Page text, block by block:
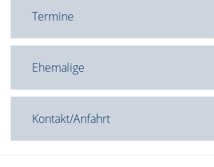
Termine
Ehemalige
Kontakt/Anfahrt